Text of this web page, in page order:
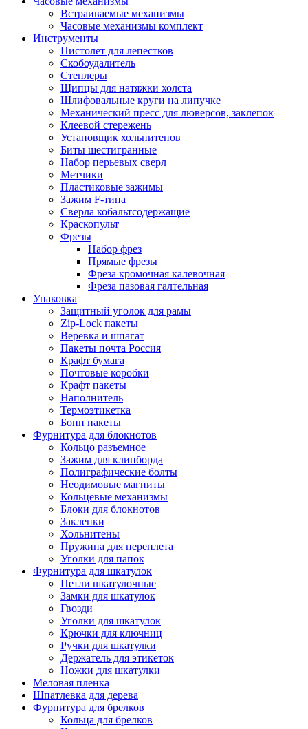
Встраиваемые механизмы
Часовые механизмы комплект
Инструменты
Пистолет для лепестков
Скобоудалитель
Степлеры
Щипцы для натяжки холста
Шлифовальные круги на липучке
Механический пресс для люверсов, заклепок
Клеевой стережень
Установщик хольнитенов
Биты шестигранные
Набор перьевых сверл
Метчики
Пластиковые зажимы
Зажим F-типа
Сверла кобальтсодержащие
Краскопульт
Фрезы
Набор фрез
Прямые фрезы
Фреза кромочная калевочная
Фреза пазовая галтельная
Упаковка
Защитный уголок для рамы
Zip-Lock пакеты
Веревка и шпагат
Пакеты почта Россия
Крафт бумага
Почтовые коробки
Крафт пакеты
Наполнитель
Термоэтикетка
Бопп пакеты
Фурнитура для блокнотов
Кольцо разъемное
Зажим для клипборда
Полиграфические болты
Неодимовые магниты
Кольцевые механизмы
Блоки для блокнотов
Заклепки
Хольнитены
Пружина для переплета
Уголки для папок
Фурнитура для шкатулок
Петли шкатулочные
Замки для шкатулок
Гвозди
Уголки для шкатулок
Крючки для ключниц
Ручки для шкатулки
Держатель для этикеток
Ножки для шкатулки
Меловая пленка
Шпатлевка для дерева
Фурнитура для брелков
Кольца для брелков